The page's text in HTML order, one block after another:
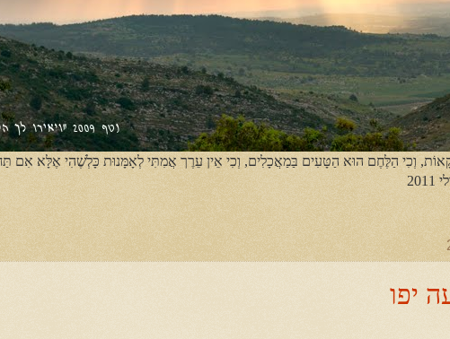
וְכִי הַלֶּחֶם הוּא הַטָּעִים בַּמַאֲכָלִים, וְכִי אֵין עֵרֶך אֲמִתִּי לְאָמָּנוּת כָּלְשֶׁהִי אֶלָּא אִם
יפו